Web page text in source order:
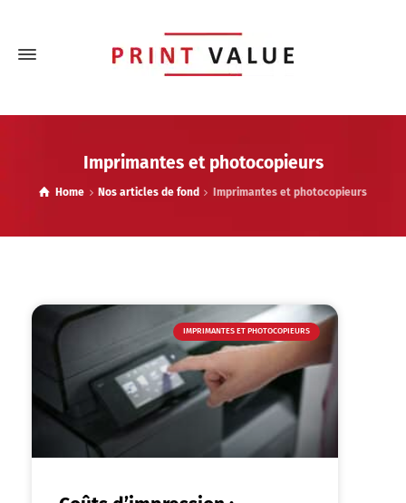
Imprimantes et photocopieurs
Home Nos articles de fond Imprimantes et photocopieurs
IMPRIMANTES ET PHOTOCOPIEURS